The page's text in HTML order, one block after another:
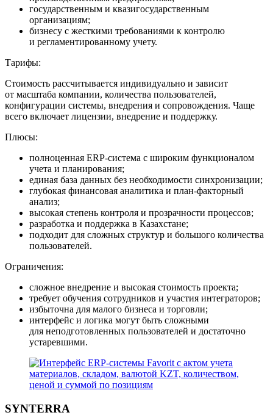
государственным и квазигосударственным
организациям;
бизнесу с жесткими требованиями к контролю
и регламентированному учету.
Тарифы:
Стоимость рассчитывается индивидуально и зависит
от масштаба компании, количества пользователей,
конфигурации системы, внедрения и сопровождения. Чаще
всего включает лицензии, внедрение и поддержку.
Плюсы:
полноценная ERP-система с широким функционалом
учета и планирования;
единая база данных без необходимости синхронизации;
глубокая финансовая аналитика и план-факторный
анализ;
высокая степень контроля и прозрачности процессов;
разработка и поддержка в Казахстане;
подходит для сложных структур и большого количества
пользователей.
Ограничения:
сложное внедрение и высокая стоимость проекта;
требует обучения сотрудников и участия интеграторов;
избыточна для малого бизнеса и торговли;
интерфейс и логика могут быть сложными
для неподготовленных пользователей и достаточно
устаревшими.
SYNTERRA